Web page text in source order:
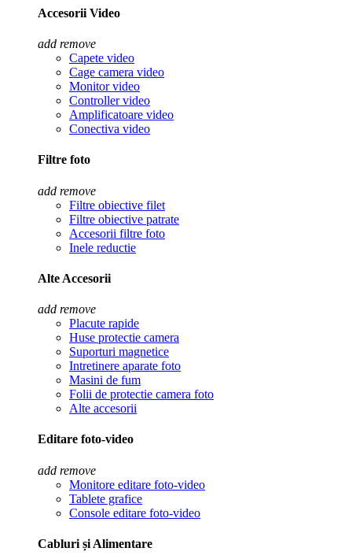
Accesorii Video
add remove
Capete video
Cage camera video
Monitor video
Controller video
Amplificatoare video
Conectiva video
Filtre foto
add remove
Filtre obiective filet
Filtre obiective patrate
Accesorii filtre foto
Inele reductie
Alte Accesorii
add remove
Placute rapide
Huse protectie camera
Suporturi magnetice
Intretinere aparate foto
Masini de fum
Folii de protectie camera foto
Alte accesorii
Editare foto-video
add remove
Monitore editare foto-video
Tablete grafice
Console editare foto-video
Cabluri și Alimentare